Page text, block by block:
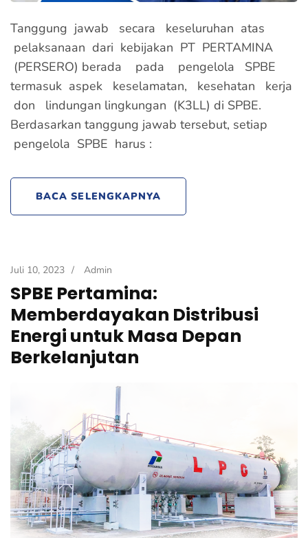
Tanggung jawab secara keseluruhan atas
pelaksanaan dari kebijakan PT PERTAMINA
(PERSERO) berada pada pengelola SPBE
termasuk aspek keselamatan, kesehatan kerja
don lindungan lingkungan (K3LL) di SPBE.
Berdasarkan tanggung jawab tersebut, setiap
pengelola SPBE harus :
BACA SELENGKAPNYA
Juli 10, 2023 / Admin
SPBE Pertamina:
Memberdayakan Distribusi
Energi untuk Masa Depan
Berkelanjutan